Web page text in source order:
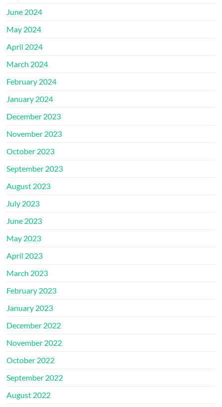
June 2024
May 2024
April 2024
March 2024
February 2024
January 2024
December 2023
November 2023
October 2023
September 2023
August 2023
July 2023
June 2023
May 2023
April 2023
March 2023
February 2023
January 2023
December 2022
November 2022
October 2022
September 2022
August 2022